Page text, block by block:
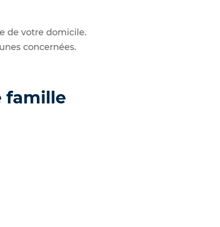
de votre domicile.
concernées.
famille